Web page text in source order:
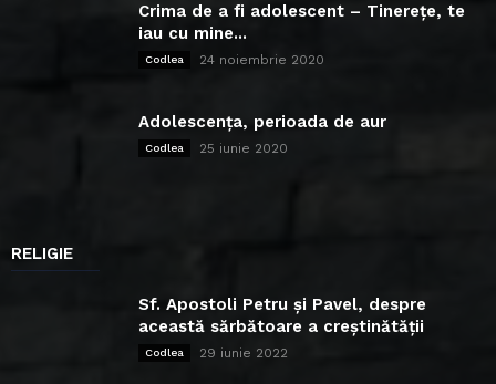
Crima de a fi adolescent – Tinerețe, te
iau cu mine...
Codlea 24 noiembrie 2020
Adolescența, perioada de aur
Codlea 25 iunie 2020
RELIGIE
Sf. Apostoli Petru și Pavel, despre
această sărbătoare a creștinătății
Codlea 29 iunie 2022